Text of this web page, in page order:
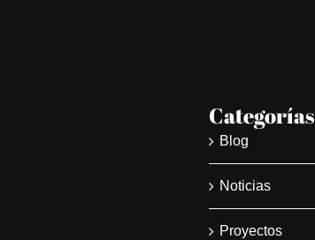
Categorías
Blog
Noticias
Proyectos